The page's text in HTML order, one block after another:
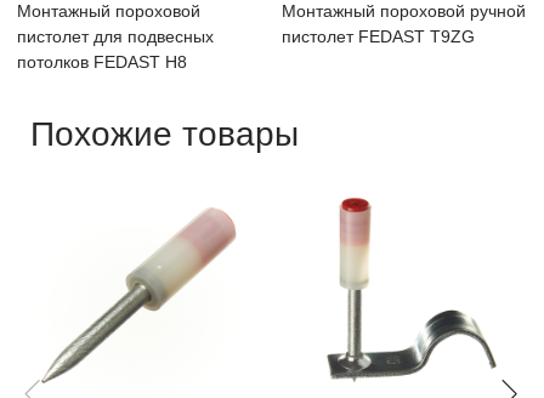
Монтажный пороховой
пистолет для подвесных
потолков FEDAST H8
Монтажный пороховой ручной
пистолет FEDAST Т9ZG
Похожие товары